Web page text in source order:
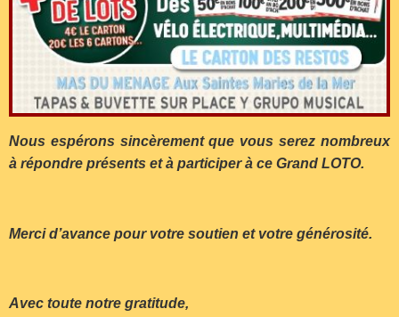
Nous espérons sincèrement que vous serez nombreux
à répondre présents et à participer à ce Grand LOTO.
Merci d’avance pour votre soutien et votre générosité.
Avec toute notre gratitude,